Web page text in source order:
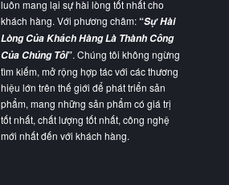
luôn mang lại sự hài lòng tốt nhất cho
khách hàng. Với phương châm:“Sự Hài
Lòng Của Khách Hàng Là Thành Công
Của Chúng Tôi”. Chúng tôi không ngừng
tìm kiếm, mở rộng hợp tác với các thương
hiệu lớn trên thế giới để phát triển sản
phẩm, mang những sản phẩm có giá trị
tốt nhất, chất lượng tốt nhất, công nghệ
mới nhất đến với khách hàng.